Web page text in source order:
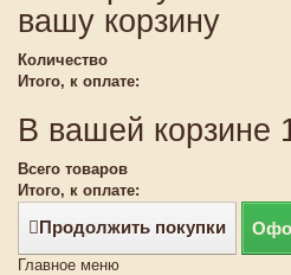
вашу корзину
Количество
Итого, к оплате:
В вашей корзине
Всего товаров
Итого, к оплате:
Продолжить покупки
Главное меню